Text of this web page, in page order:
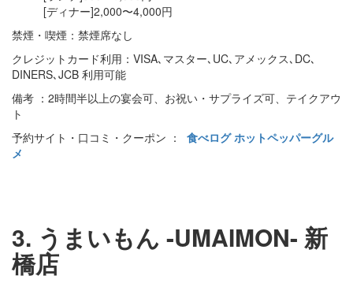
[ディナー]2,000〜4,000円
禁煙・喫煙：禁煙席なし
クレジットカード利用：VISA､マスター､UC､アメックス､DC､
DINERS､JCB 利用可能
備考 ：2時間半以上の宴会可、お祝い・サプライズ可、テイクアウ
ト
予約サイト・口コミ・クーポン ： 食べログホットペッパーグル
メ
3. うまいもん -UMAIMON- 新
橋店